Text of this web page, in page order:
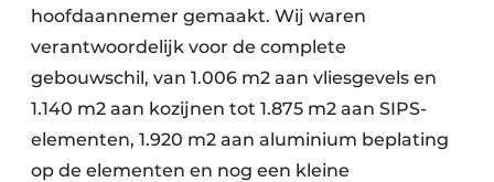
hoofdaannemer gemaakt. Wij waren
verantwoordelijk voor de complete
gebouwschil, van 1.006 m2 aan vliesgevels en
1.140 m2 aan kozijnen tot 1.875 m2 aan SIPS-
elementen, 1.920 m2 aan aluminium beplating
op de elementen en nog een kleine